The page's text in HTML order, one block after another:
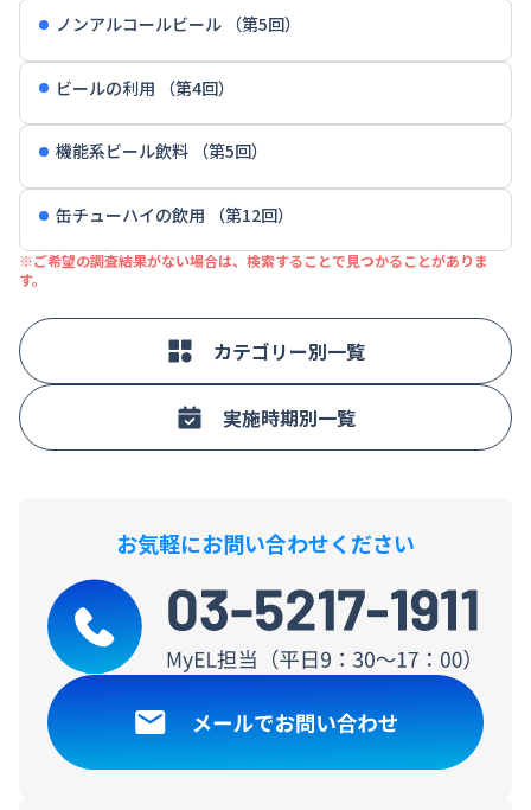
ノンアルコールビール （第5回）
ビールの利用 （第4回）
機能系ビール飲料 （第5回）
缶チューハイの飲用 （第12回）
※ご希望の調査結果がない場合は、検索することで見つかることがありま
す。
カテゴリー別一覧
実施時期別一覧
お気軽にお問い合わせください